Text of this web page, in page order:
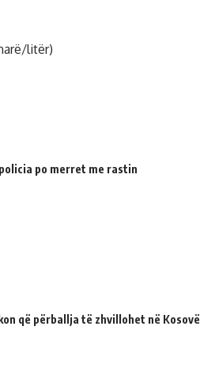
litër)
po merret me rastin
që përballja të zhvillohet në Kosovë